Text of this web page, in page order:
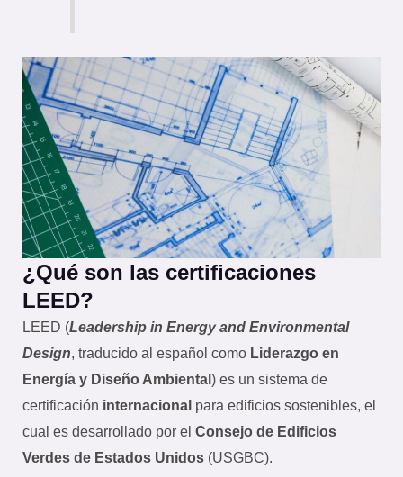
¿Qué son las certificaciones
LEED?
LEED (Leadership in Energy and Environmental
Design, traducido al español como Liderazgo en
Energía y Diseño Ambiental ) es un sistema de
certificación internacional para edificios sostenibles, el
cual es desarrollado por el Consejo de Edificios
Verdes de Estados Unidos (USGBC).